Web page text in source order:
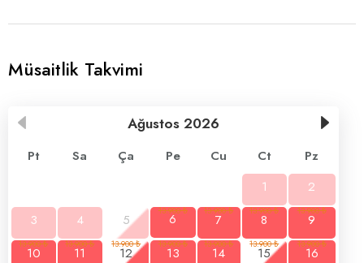
Müsaitlik Takvimi
Ağustos 2026
Pt Sa Ça Pe Cu Ct
Pz
1
2
3
4 5 6 7 8
9
10
11 12 13 14 15
16